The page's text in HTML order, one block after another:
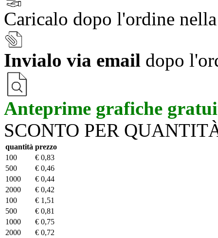
Caricalo dopo l'ordine
Invialo via email dopo
Anteprime grafiche
SCONTO PER
quantità prezzo
100
€ 0,83
500
€ 0,46
1000
€ 0,44
2000
€ 0,42
100
€ 1,51
500
€ 0,81
1000
€ 0,75
2000
€ 0,72